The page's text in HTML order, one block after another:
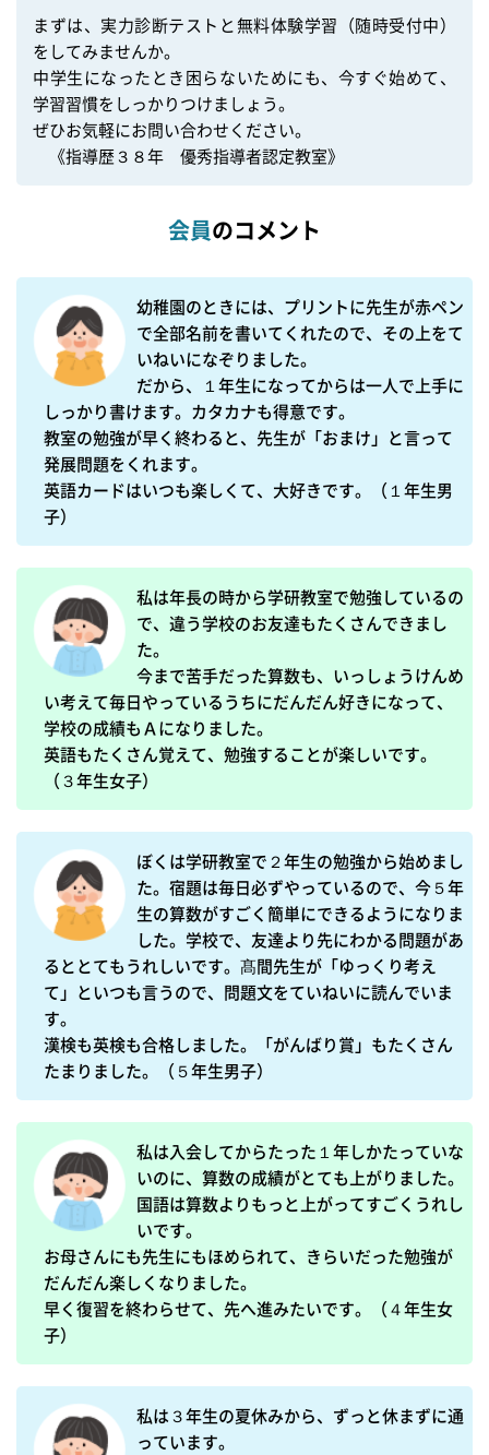
まずは、実力診断テストと無料体験学習（随時受付中）
をしてみませんか。
中学生になったとき困らないためにも、今すぐ始めて、
学習習慣をしっかりつけましょう。
ぜひお気軽にお問い合わせください。
《指導歴３８年　優秀指導者認定教室》
会員のコメント
幼稚園のときには、プリントに先生が赤ペン
で全部名前を書いてくれたので、その上をて
いねいになぞりました。
だから、１年生になってからは一人で上手に
しっかり書けます。カタカナも得意です。
教室の勉強が早く終わると、先生が「おまけ」と言って
発展問題をくれます。
英語カードはいつも楽しくて、大好きです。（１年生男
子）
私は年長の時から学研教室で勉強しているの
で、違う学校のお友達もたくさんできまし
た。
今まで苦手だった算数も、いっしょうけんめ
い考えて毎日やっているうちにだんだん好きになって、
学校の成績もＡになりました。
英語もたくさん覚えて、勉強することが楽しいです。
（３年生女子）
ぼくは学研教室で２年生の勉強から始めまし
た。宿題は毎日必ずやっているので、今５年
生の算数がすごく簡単にできるようになりま
した。学校で、友達より先にわかる問題があ
るととてもうれしいです。髙間先生が「ゆっくり考え
て」といつも言うので、問題文をていねいに読んでいま
す。
漢検も英検も合格しました。「がんばり賞」もたくさん
たまりました。（５年生男子）
私は入会してからたった１年しかたっていな
いのに、算数の成績がとても上がりました。
国語は算数よりもっと上がってすごくうれし
いです。
お母さんにも先生にもほめられて、きらいだった勉強が
だんだん楽しくなりました。
早く復習を終わらせて、先へ進みたいです。（４年生女
子）
私は３年生の夏休みから、ずっと休まずに通
っています。